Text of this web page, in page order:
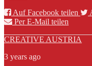
Auf Facebook teilen
Per E-Mail teilen
CREATIVE AUSTRIA
3 years ago